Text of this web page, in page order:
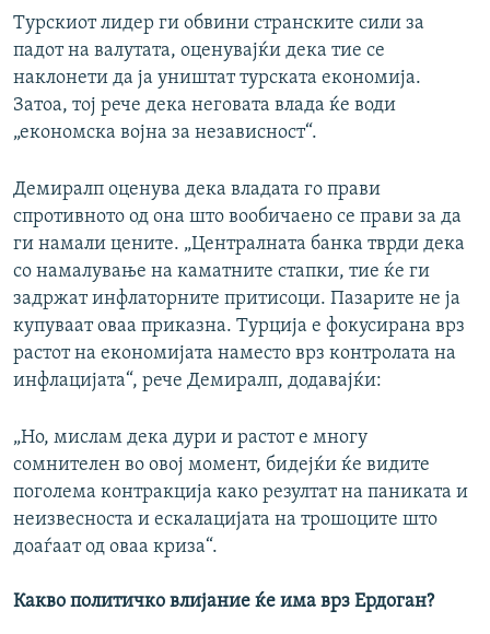
Турскиот лидер ги обвини странските сили за
падот на валутата, оценувајќи дека тие се
наклонети да ја уништат турската економија.
Затоа, тој рече дека неговата влада ќе води
„економска војна за независност“.
Демиралп оценува дека владата го прави
спротивното од она што вообичаено се прави за да
ги намали цените. „Централната банка тврди дека
со намалување на каматните стапки, тие ќе ги
задржат инфлаторните притисоци. Пазарите не ја
купуваат оваа приказна. Турција е фокусирана врз
растот на економијата наместо врз контролата на
инфлацијата“, рече Демиралп, додавајќи:
„Но, мислам дека дури и растот е многу
сомнителен во овој момент, бидејќи ќе видите
поголема контракција како резултат на паниката и
неизвесноста и ескалацијата на трошоците што
доаѓаат од оваа криза“.
Какво политичко влијание ќе има врз Ердоган?